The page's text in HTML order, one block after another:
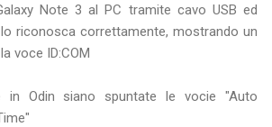
Note 3 al PC tramite cavo USB ed
riconosca correttamente, mostrando un
voce ID:COM
in Odin siano spuntate le vocie "Auto